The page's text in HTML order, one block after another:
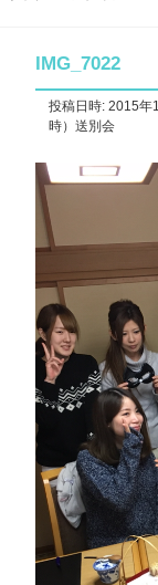
IMG_7022
投稿日時: 2015年
時）送別会